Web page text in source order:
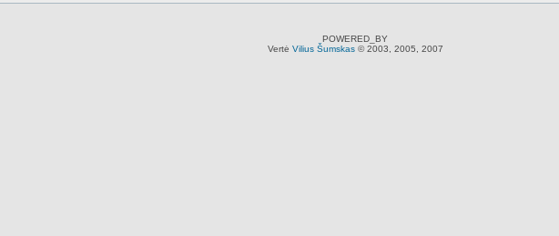
POWERED_BY
Vertė Vilius Šumskas© 2003, 2005, 2007